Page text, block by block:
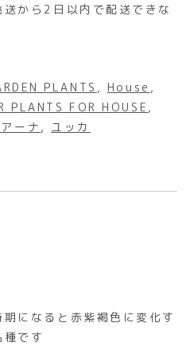
から2日以内で配送できな
PLANTS , House ,
PLANTS FOR HOUSE ,
ーナ , ユッカ
になると赤紫褐色に変化す
です